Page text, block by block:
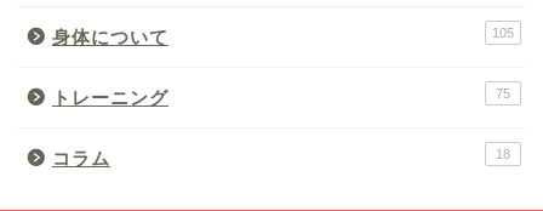
身体について 105
トレーニング 75
コラム 18